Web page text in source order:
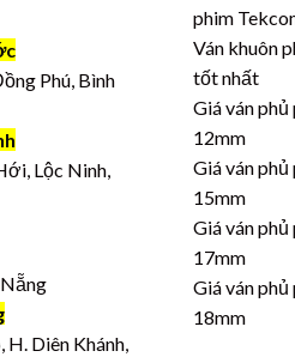
Phú, Bình
Lộc Ninh,
H. Diên Khánh,
phim
Ván khuôn
tốt nhất
Giá ván phủ
12mm
Giá ván phủ
15mm
Giá ván phủ
17mm
Giá ván phủ
18mm